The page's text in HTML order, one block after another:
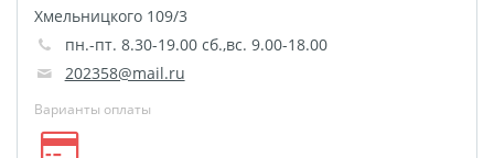
Хмельницкого 109/3
пн.-пт. 8.30-19.00 сб.,вс. 9.00-18.00
202358@mail.ru
Варианты оплаты